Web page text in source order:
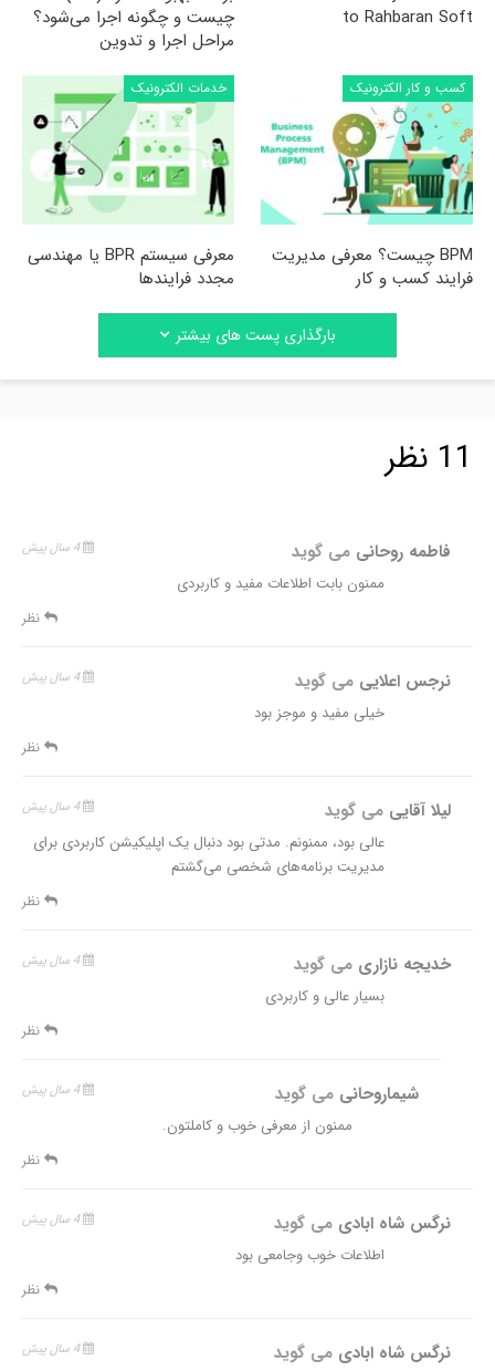
to Rahbaran Soft
چیست و چگونه اجرا می‌شود؟
مراحل اجرا و تدوین
کسب و کار الکترونیک
BPM چیست؟ معرفی مدیریت
فرایند کسب و کار
خدمات الکترونیک
معرفی سیستم BPR یا مهندسی
مجدد فرایندها
بارگذاری پست های بیشتر
11 نظر
فاطمه روحانی می گوید 4 سال پیش
ممنون بابت اطلاعات مفید و کاربردی
نظر
نرجس اعلایی می گوید 4 سال پیش
خیلی مفید و موجز بود
نظر
لیلا آقایی می گوید 4 سال پیش
عالی بود، ممنونم. مدتی بود دنبال یک اپلیکیشن کاربردی برای
مدیریت برنامه‌های شخصی می‌گشتم
نظر
خدیجه نازاری می گوید 4 سال پیش
بسیار عالی و کاربردی
نظر
شیماروحانی می گوید 4 سال پیش
ممنون از معرفی خوب و کاملتون.
نظر
نرگس شاه ابادی می گوید 4 سال پیش
اطلاعات خوب وجامعی بود
نظر
نرگس شاه ابادی می گوید 4 سال پیش